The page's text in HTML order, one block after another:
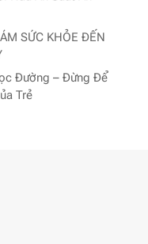
SỨC KHỎE ĐẾN
Đường – Đừng Để
Trẻ